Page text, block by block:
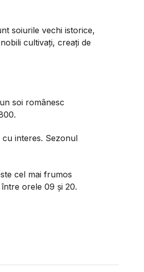
soiurile vechi istorice,
cultivați, creați de
soi românesc
cu interes. Sezonul
cel mai frumos
orele 09 și 20.